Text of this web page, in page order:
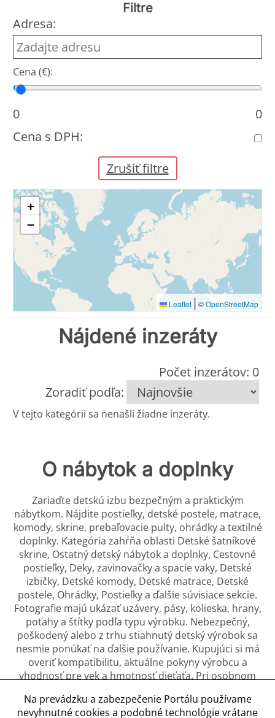
Filtre
Adresa:
Cena (€):
Cena od
Cena do
0
0
Cena s DPH:
Zrušiť filtre
+
−
Leaflet | ©OpenStreetMap
Nájdené inzeráty
Počet inzerátov: 0
Zoradiť podľa:
V tejto kategórii sa nenašli žiadne inzeráty.
O nábytok a doplnky
Zariaďte detskú izbu bezpečným a praktickým
nábytkom. Nájdite postieľky, detské postele, matrace,
komody, skrine, prebaľovacie pulty, ohrádky a textilné
doplnky. Kategória zahŕňa oblasti Detské šatníkové
skrine, Ostatný detský nábytok a doplnky, Cestovné
postieľky, Deky, zavinovačky a spacie vaky, Detské
izbičky, Detské komody, Detské matrace, Detské
postele, Ohrádky, Postieľky a ďalšie súvisiace sekcie.
Fotografie majú ukázať uzávery, pásy, kolieska, hrany,
poťahy a štítky podľa typu výrobku. Nebezpečný,
poškodený alebo z trhu stiahnutý detský výrobok sa
nesmie ponúkať na ďalšie používanie. Kupujúci si má
overiť kompatibilitu, aktuálne pokyny výrobcu a
vhodnosť pre vek a hmotnosť dieťaťa. Pri osobnom
posielaní treba zabrániť ďalšiemu poškodeniu. Pri
Na prevádzku a zabezpečenie Portálu používame
nevyhnutné cookies a podobné technológie vrátane